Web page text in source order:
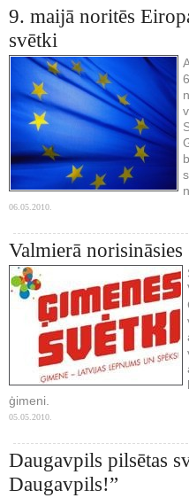
9. maijā noritēs
svētki
06.05.2010.
Valmierā
ģimeni.
05.05.2010.
Daugavpils pilsētas
Daugavpils!”